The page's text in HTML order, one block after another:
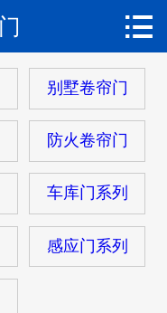
关于我们
产品中心
新闻动态
客户服务

别墅卷帘门
防火卷帘门
车库门系列
感应门系列